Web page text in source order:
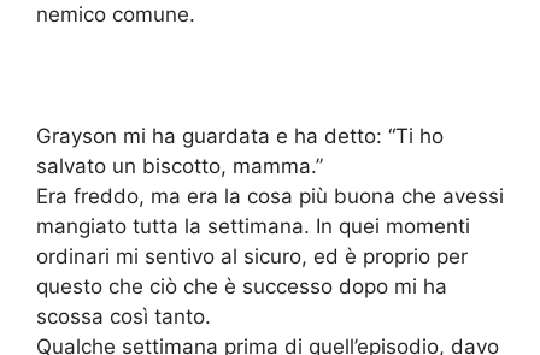
nemico comune.
Grayson mi ha guardata e ha detto: “Ti ho
salvato un biscotto, mamma.”
Era freddo, ma era la cosa più buona che avessi
mangiato tutta la settimana. In quei momenti
ordinari mi sentivo al sicuro, ed è proprio per
questo che ciò che è successo dopo mi ha
scossa così tanto.
Qualche settimana prima di quell’episodio, davo